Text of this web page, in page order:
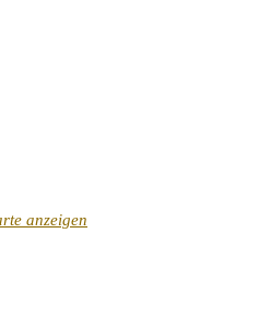
anzeigen